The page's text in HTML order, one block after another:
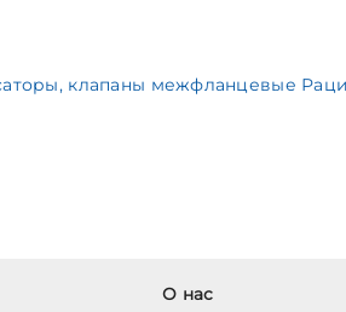
клапаны межфланцевые
О нас